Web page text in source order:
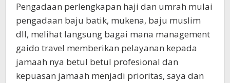
Pengadaan perlengkapan haji dan umrah mulai
pengadaan baju batik, mukena, baju muslim
dll, melihat langsung bagai mana management
gaido travel memberikan pelayanan kepada
jamaah nya betul betul profesional dan
kepuasan jamaah menjadi prioritas, saya dan